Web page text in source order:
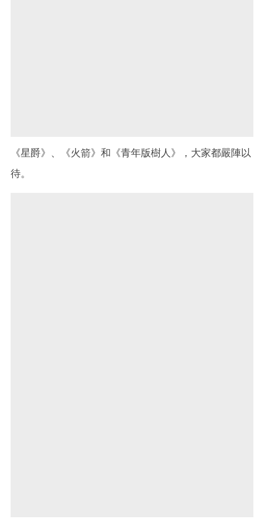
《星爵》、《火箭》和《青年版樹人》，大家都嚴陣以
待。